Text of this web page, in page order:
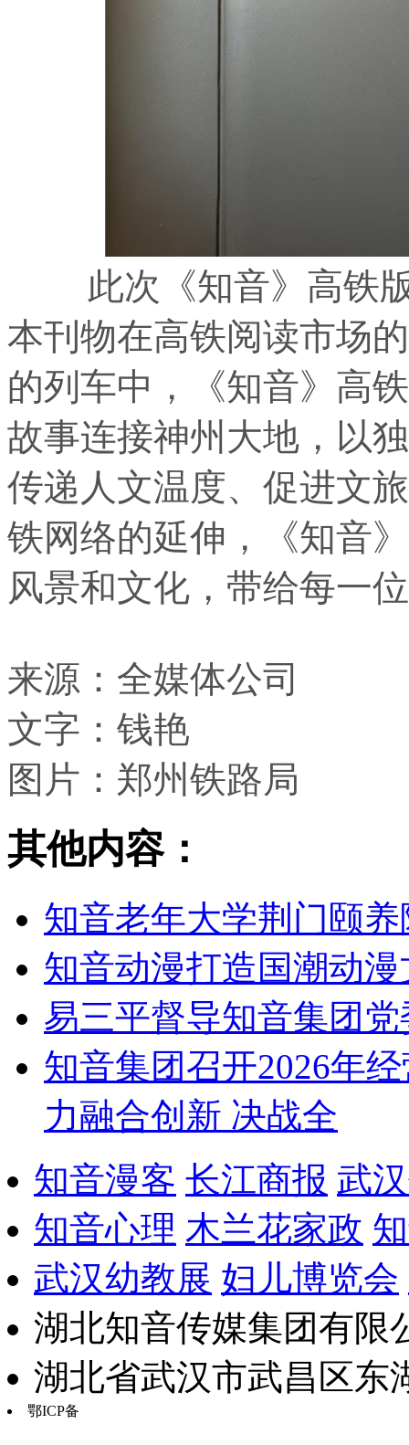
此次《知音》高铁版
本刊物在高铁阅读市场
的列车中，《知音》高
故事连接神州大地，以
传递人文温度、促进文
铁网络的延伸，《知音
风景和文化，带给每一
来源：全媒体公司
文字：钱艳
图片：郑州铁路局
其他内容：
知音老年大学荆门颐
知音动漫打造国潮动
易三平督导知音集团
知音集团召开2026年
力融合创新 决战全
知音漫客 长江商报 武
知音心理 木兰花家政
武汉幼教展 妇儿博览会
湖北知音传媒集团有限
湖北省武汉市武昌区东
鄂ICP备